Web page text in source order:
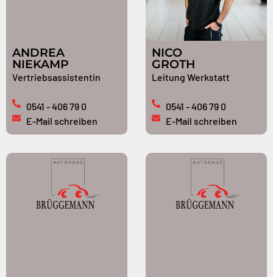
ANDREA
NIEKAMP
Vertriebsassistentin
0541 - 406 79 0
E-Mail schreiben
NICO
GROTH
Leitung Werkstatt
0541 - 406 79 0
E-Mail schreiben